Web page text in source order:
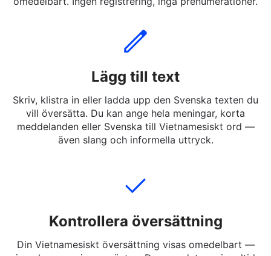
omedelbart. Ingen registrering, inga prenumerationer.
Lägg till text
Skriv, klistra in eller ladda upp den Svenska texten du
vill översätta. Du kan ange hela meningar, korta
Kontrollera översättning